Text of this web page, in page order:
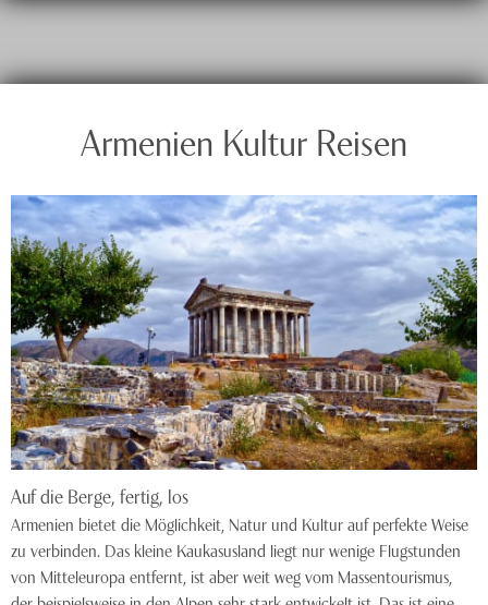
Armenien Kultur Reisen
Auf die Berge, fertig, los
Armenien bietet die Möglichkeit, Natur und Kultur auf perfekte Weise
zu verbinden. Das kleine Kaukasusland liegt nur wenige Flugstunden
von Mitteleuropa entfernt, ist aber weit weg vom Massentourismus,